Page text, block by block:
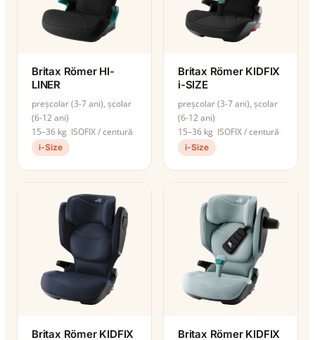
Britax Römer HI-
LINER
preșcolar (3-7 ani), școlar
(6-12 ani)
15–36 kg ISOFIX / centură
i-Size
Britax Römer KIDFIX
i-SIZE
preșcolar (3-7 ani), școlar
(6-12 ani)
15–36 kg ISOFIX / centură
i-Size
Britax Römer KIDFIX
Britax Römer KIDFIX